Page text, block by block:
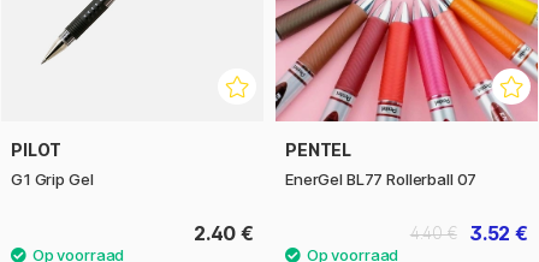
PILOT
G1 Grip Gel
2.40 €
PENTEL
EnerGel BL77 Rollerball 07
3.52 €
4.40 €